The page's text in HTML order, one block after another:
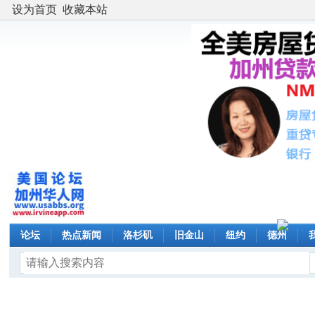
设为首页 收藏本站
论坛 热点新闻 洛杉矶 旧金山 纽约 德州